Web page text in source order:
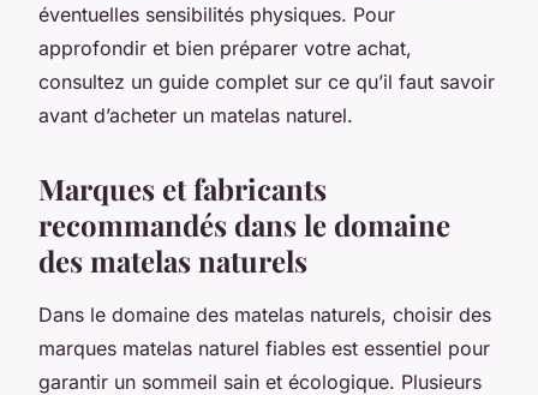
éventuelles sensibilités physiques. Pour
approfondir et bien préparer votre achat,
consultez un guide complet sur ce qu’il faut savoir
avant d’acheter un matelas naturel.
Marques et fabricants
recommandés dans le domaine
des matelas naturels
Dans le domaine des matelas naturels, choisir des
marques matelas naturel fiables est essentiel pour
garantir un sommeil sain et écologique. Plusieurs